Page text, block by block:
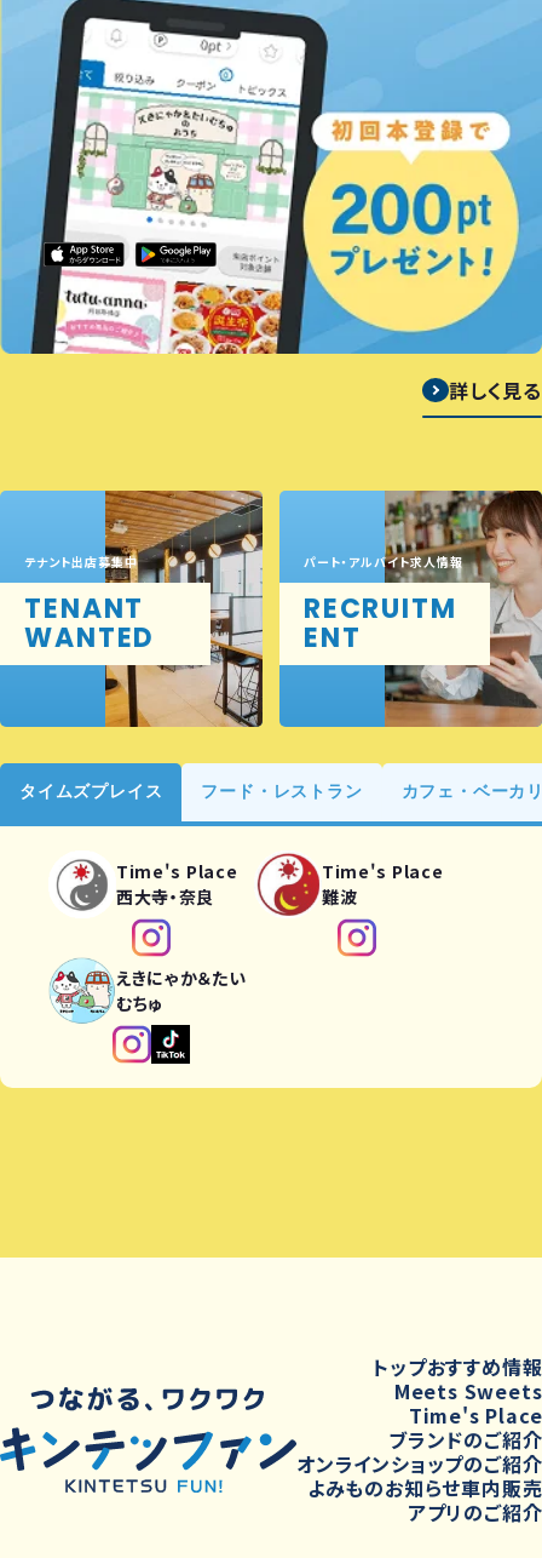
詳しく見る
テナント出店募集中
TENANT
WANTED
パート・アルバイト求人情報
RECRUITM
ENT
タイムズプレイス フード・レストラン カフェ・ベーカ
Time's Place
西大寺・奈良
Time's Place
難波
えきにゃか＆たい
むちゅ
トップおすすめ情報
Meets Sweets
Time's Place
ブランドのご紹介
オンラインショップのご紹介
よみものお知らせ車内販売
アプリのご紹介